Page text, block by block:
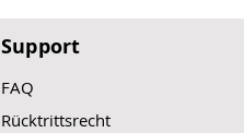
Support
FAQ
Rücktrittsrecht